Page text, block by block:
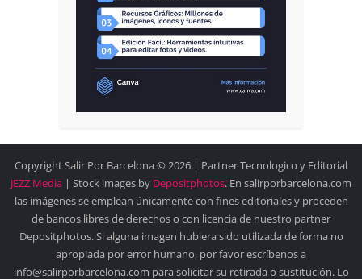
Copyright Salir Por Barcelona © 2026.| Partner Tecnologico y Editorial
JEZZ Media | Stock images by Depositphotos. En salirporbarcelona.com
las imágenes se emplean únicamente con fines editoriales y proceden
de bancos libres de derechos o con licencia de nuestro partner
Depositphotos. Si alguna imagen hubiera sido utilizada de forma no
apropiada por error humano, por favor escríbenos a
info@salirporbarcelona.com para solicitar su retirada o sustitución. Lo